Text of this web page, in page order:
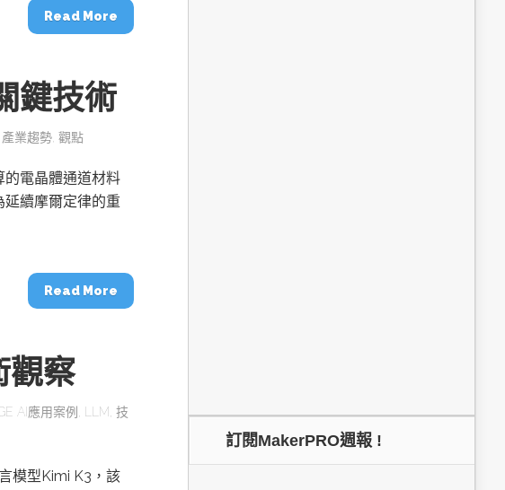
Read More
鍵技術
產業趨勢 觀點
的電晶體通道材料
續摩爾定律的重
Read More
觀察
AI應用案例 LLM 技
模型Kimi K3，該
訂閱MakerPRO週報 !